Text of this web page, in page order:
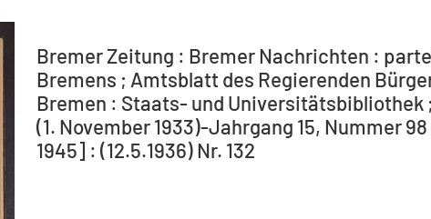
Bremer Zeitung : Bremer Nachrichten :
Bremens ; Amtsblatt des Regierenden
Bremen : Staats- und Universitätsbibliothek
(1. November 1933)-Jahrgang 15, Nummer
1945] : (12.5.1936) Nr. 132